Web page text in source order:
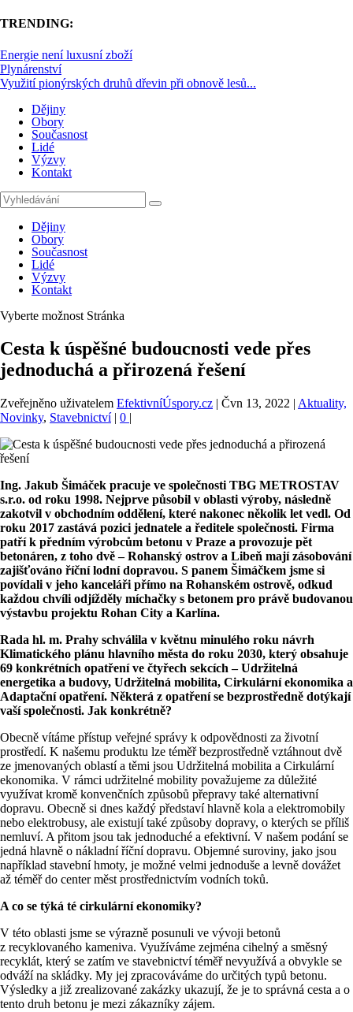
TRENDING:
Energie není luxusní zboží
Plynárenství
Využití pionýrských druhů dřevin při obnově lesů...
Dějiny
Obory
Současnost
Lidé
Výzvy
Kontakt
Dějiny
Obory
Současnost
Lidé
Výzvy
Kontakt
Vyberte možnost Stránka
Cesta k úspěšné budoucnosti vede přes
jednoduchá a přirozená řešení
Zveřejněno uživatelem EfektivníÚspory.cz | Čvn 13, 2022 | Aktuality,
Novinky, Stavebnictví| 0 |
Ing. Jakub Šimáček pracuje ve společnosti TBG METROSTAV
s.r.o. od roku 1998. Nejprve působil v oblasti výroby, následně
zakotvil v obchodním oddělení, které nakonec několik let vedl. Od
roku 2017 zastává pozici jednatele a ředitele společnosti. Firma
patří k předním výrobcům betonu v Praze a provozuje pět
betonáren, z toho dvě – Rohanský ostrov a Libeň mají zásobování
zajišťováno říční lodní dopravou. S panem Šimáčkem jsme si
povídali v jeho kanceláři přímo na Rohanském ostrově, odkud
každou chvíli odjížděly míchačky s betonem pro právě budovanou
výstavbu projektu Rohan City a Karlína.
Rada hl. m. Prahy schválila v květnu minulého roku návrh
Klimatického plánu hlavního města do roku 2030, který obsahuje
69 konkrétních opatření ve čtyřech sekcích – Udržitelná
energetika a budovy, Udržitelná mobilita, Cirkulární ekonomika a
Adaptační opatření. Některá z opatření se bezprostředně dotýkají
vaší společnosti. Jak konkrétně?
Obecně vítáme přístup veřejné správy k odpovědnosti za životní
prostředí. K našemu produktu lze téměř bezprostředně vztáhnout dvě
ze jmenovaných oblastí a těmi jsou Udržitelná mobilita a Cirkulární
ekonomika. V rámci udržitelné mobility považujeme za důležité
využívat kromě konvenčních způsobů přepravy také alternativní
dopravu. Obecně si dnes každý představí hlavně kola a elektromobily
nebo elektrobusy, ale existují také způsoby dopravy, o kterých se příliš
nemluví. A přitom jsou tak jednoduché a efektivní. V našem podání se
jedná hlavně o nákladní říční dopravu. Objemné suroviny, jako jsou
například stavební hmoty, je možné velmi jednoduše a levně dovážet
až téměř do center měst prostřednictvím vodních toků.
A co se týká té cirkulární ekonomiky?
V této oblasti jsme se výrazně posunuli ve vývoji betonů
z recyklovaného kameniva. Využíváme zejména cihelný a směsný
recyklát, který se zatím ve stavebnictví téměř nevyužívá a obvykle se
odváží na skládky. My jej zpracováváme do určitých typů betonu.
Výsledky a již zrealizované zakázky ukazují, že je to správná cesta a o
tento druh betonu je mezi zákazníky zájem.